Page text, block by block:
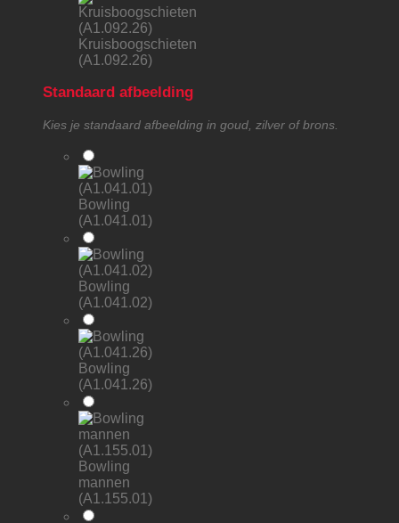
Kruisboogschieten
(A1.092.26)
Standaard afbeelding
Kies je standaard afbeelding in goud, zilver of brons.
Bowling
(A1.041.01)
Bowling
(A1.041.02)
Bowling
(A1.041.26)
Bowling
mannen
(A1.155.01)